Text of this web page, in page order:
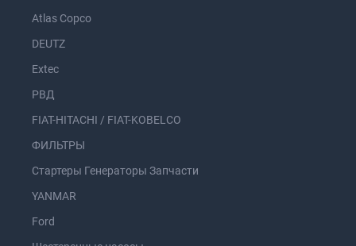
Atlas Copco
DEUTZ
Extec
РВД
FIAT-HITACHI / FIAT-KOBELCO
ФИЛЬТРЫ
Стартеры Генераторы Запчасти
YANMAR
Ford